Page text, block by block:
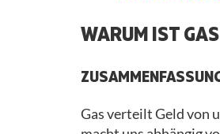
WARUM IST
Gas verteilt Geld von